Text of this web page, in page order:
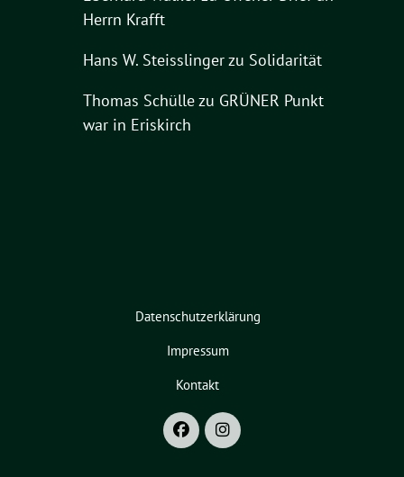
Herrn Krafft
Hans W. Steisslingerzu Solidarität
Thomas Schüllezu GRÜNER Punkt
war in Eriskirch
Datenschutzerklärung
Impressum
Kontakt